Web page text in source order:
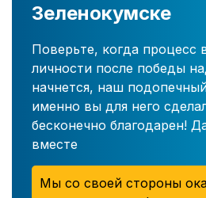
Зеленокумске
Поверьте, когда процесс
личности после победы
начнется, наш
именно вы для него
бесконечно благодарен!
вместе
Мы со своей стороны